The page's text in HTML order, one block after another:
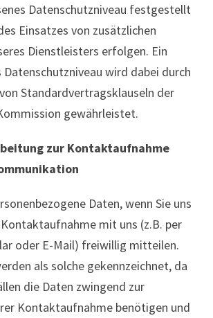
Datenschutzniveau festgestellt
Einsatzes von zusätzlichen
Dienstleisters erfolgen. Ein
Datenschutzniveau wird dabei durch
Standardvertragsklauseln der
gewährleistet.
zur Kontaktaufnahme
Daten, wenn Sie uns
mit uns (z.B. per
oder E-Mail) freiwillig mitteilen.
als solche gekennzeichnet, da
die Daten zwingend zur
Kontaktaufnahme benötigen und